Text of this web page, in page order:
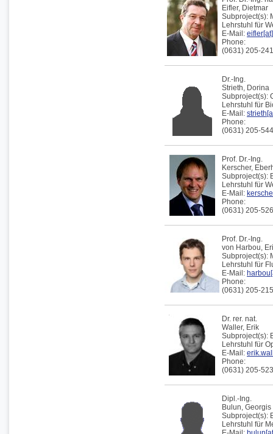
Eifler, Dietmar
Subproject(s):
Lehrstuhl für
E-Mail:
Phone:
(0631) 205-
Dr.-Ing.
Strieth, Dorina
Subproject(s):
Lehrstuhl für
E-Mail:
Phone:
(0631) 205-
Prof. Dr.-Ing.
Kerscher,
Subproject(s):
Lehrstuhl für
E-Mail:
Phone:
(0631) 205-
Prof. Dr.-Ing.
von Harbou,
Subproject(s):
Lehrstuhl für
E-Mail:
Phone:
(0631) 205-
Dr. rer. nat.
Waller, Erik
Subproject(s):
Lehrstuhl für
E-Mail:
Phone:
(0631) 205-
Dipl.-Ing.
Bulun, Georgis
Subproject(s):
Lehrstuhl für